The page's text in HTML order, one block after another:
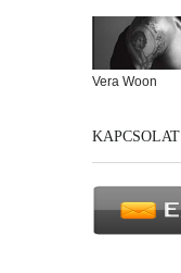
Vera Woon
KAPCSOLAT